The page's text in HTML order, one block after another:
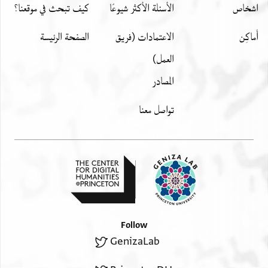
... דנה]יגין בישראל כתקון חז׳׳ל דלא כאסמכתא ודלא
اشخاص
أَماكِن
الأسئلة الأكثر شيوعًا
الاعتمادات (فريق
العمل)
المصادر
تواصل معنا
كيف تبحث في موقعنا؟
الصفحة الرئيسة
Follow
GenizaLab